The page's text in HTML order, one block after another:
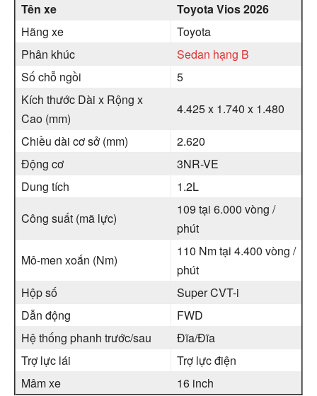
Tên xe
Toyota Vios 2026
Hãng xe
Toyota
Phân khúc
Sedan hạng B
Số chỗ ngồi
5
Kích thước Dài x Rộng x
Cao (mm)
4.425 x 1.740 x 1.480
Chiều dài cơ sở (mm)
2.620
Động cơ
3NR-VE
Dung tích
1.2L
Công suất (mã lực)
109 tại 6.000 vòng /
phút
Mô-men xoắn (Nm)
110 Nm tại 4.400 vòng /
phút
Hộp số
Super CVT-i
Dẫn động
FWD
Hệ thống phanh trước/sau
Đĩa/Đĩa
Trợ lực lái
Trợ lực điện
Mâm xe
16 inch